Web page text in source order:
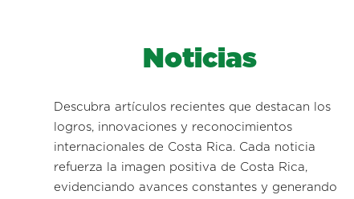
Noticias
Descubra artículos recientes que destacan los
logros, innovaciones y reconocimientos
internacionales de Costa Rica. Cada noticia
refuerza la imagen positiva de Costa Rica,
evidenciando avances constantes y generando